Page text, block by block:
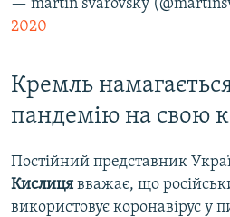
— martin svarovsky
2020
Кремль
пандемію на свою
Постійний представник
Кислиця вважає, що
використовує коронавірус у